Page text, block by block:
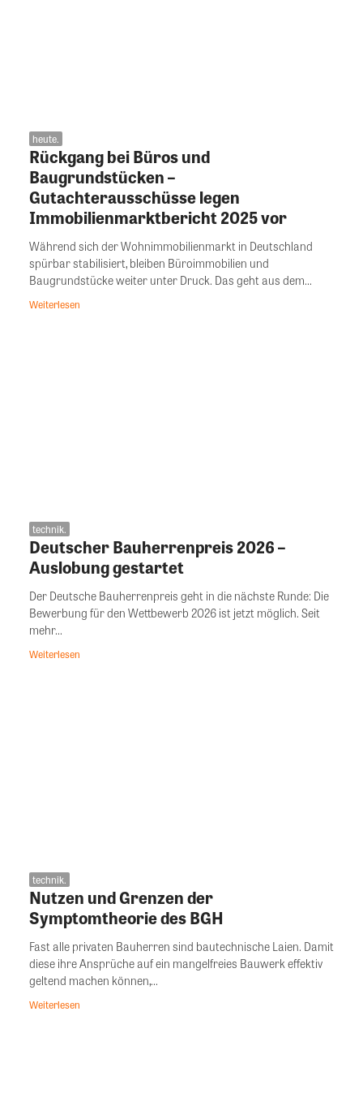
heute.
Rückgang bei Büros und
Baugrundstücken –
Gutachterausschüsse legen
Immobilienmarktbericht 2025 vor
Während sich der Wohnimmobilienmarkt in Deutschland
spürbar stabilisiert, bleiben Büroimmobilien und
Baugrundstücke weiter unter Druck. Das geht aus dem...
Weiterlesen
technik.
Deutscher Bauherrenpreis 2026 –
Auslobung gestartet
Der Deutsche Bauherrenpreis geht in die nächste Runde: Die
Bewerbung für den Wettbewerb 2026 ist jetzt möglich. Seit
mehr...
Weiterlesen
technik.
Nutzen und Grenzen der
Symptomtheorie des BGH
Fast alle privaten Bauherren sind bautechnische Laien. Damit
diese ihre Ansprüche auf ein mangelfreies Bauwerk effektiv
geltend machen können,...
Weiterlesen